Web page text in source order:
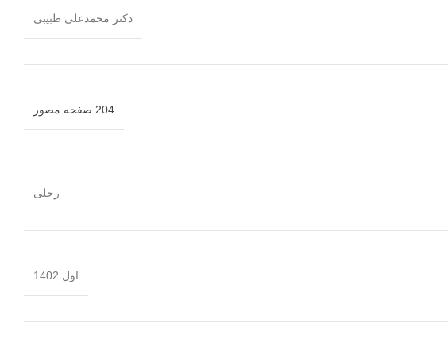
دکتر محمدعلی طبیبی
204 صفحه مصور
رحلی
اول 1402